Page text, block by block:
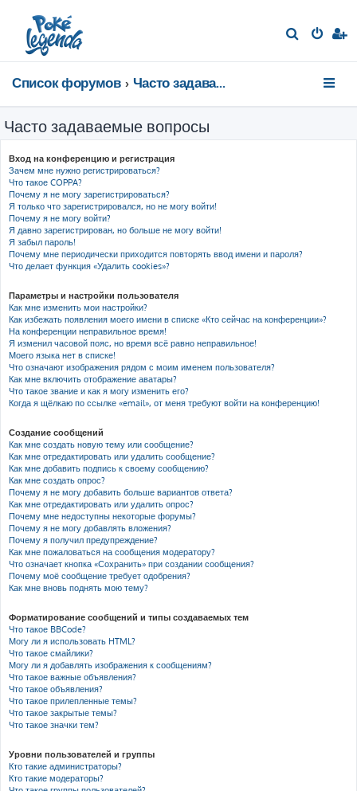
Список форумов Часто задаваемые вопросы
Часто задаваемые вопросы
Вход на конференцию и регистрация
Зачем мне нужно регистрироваться?
Что такое COPPA?
Почему я не могу зарегистрироваться?
Я только что зарегистрировался, но не могу войти!
Почему я не могу войти?
Я давно зарегистрирован, но больше не могу войти!
Я забыл пароль!
Почему мне периодически приходится повторять ввод имени и пароля?
Что делает функция «Удалить cookies»?
Параметры и настройки пользователя
Как мне изменить мои настройки?
Как избежать появления моего имени в списке «Кто сейчас на конференции»?
На конференции неправильное время!
Я изменил часовой пояс, но время всё равно неправильное!
Моего языка нет в списке!
Что означают изображения рядом с моим именем пользователя?
Как мне включить отображение аватары?
Что такое звание и как я могу изменить его?
Когда я щёлкаю по ссылке «email», от меня требуют войти на конференцию!
Создание сообщений
Как мне создать новую тему или сообщение?
Как мне отредактировать или удалить сообщение?
Как мне добавить подпись к своему сообщению?
Как мне создать опрос?
Почему я не могу добавить больше вариантов ответа?
Как мне отредактировать или удалить опрос?
Почему мне недоступны некоторые форумы?
Почему я не могу добавлять вложения?
Почему я получил предупреждение?
Как мне пожаловаться на сообщения модератору?
Что означает кнопка «Сохранить» при создании сообщения?
Почему моё сообщение требует одобрения?
Как мне вновь поднять мою тему?
Форматирование сообщений и типы создаваемых тем
Что такое BBCode?
Могу ли я использовать HTML?
Что такое смайлики?
Могу ли я добавлять изображения к сообщениям?
Что такое важные объявления?
Что такое объявления?
Что такое прилепленные темы?
Что такое закрытые темы?
Что такое значки тем?
Уровни пользователей и группы
Кто такие администраторы?
Кто такие модераторы?